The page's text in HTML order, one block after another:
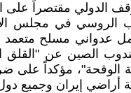
الدولي مقتصراً على
الروسي في مجلس
عدواني مسلح متعمد
الصين عن "القلق
الوقحة"، مؤكداً على
أراضي إيران وجميع